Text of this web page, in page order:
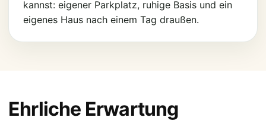
kannst: eigener Parkplatz, ruhige Basis und ein
eigenes Haus nach einem Tag draußen.
Ehrliche Erwartung